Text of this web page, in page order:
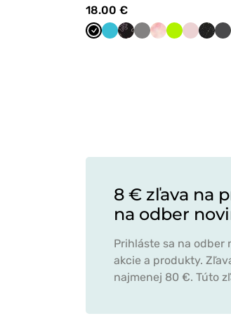
18.00 €
ČiernaMořskaLabkyTmavoMaevnLimetková
8 € zľava na
na odber
Prihláste sa na odber
akcie a produkty.
najmenej 80 €. Túto